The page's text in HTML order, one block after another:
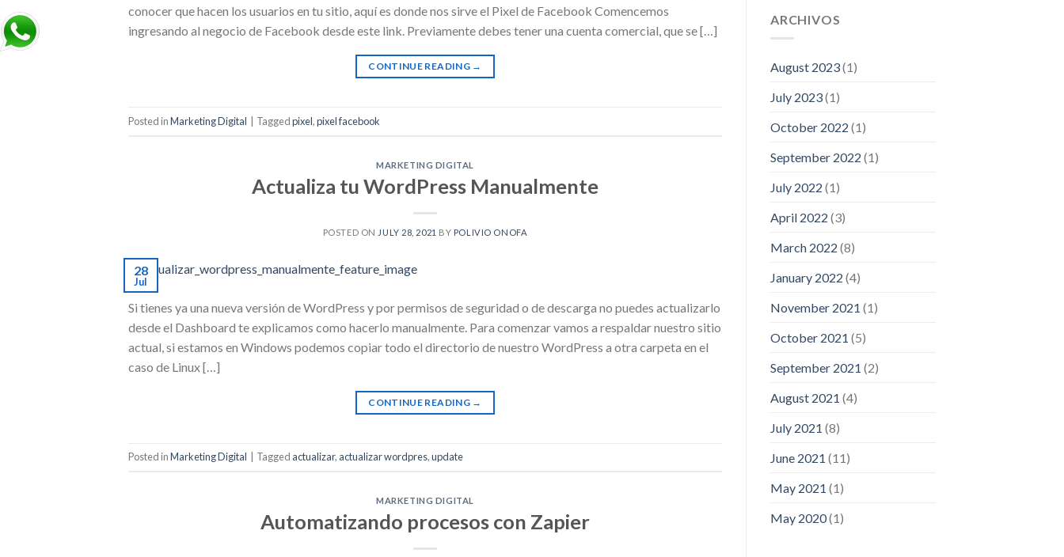
conocer que hacen los usuarios en tu sitio, aquí es donde nos sirve el Pixel de Facebook Comencemos
ingresando al negocio de Facebook desde este link. Previamente debes tener una cuenta comercial, que se […]
CONTINUE READING →
Posted inMarketing Digital Taggedpixel,pixel facebook
MARKETING DIGITAL
Actualiza tu WordPress Manualmente
POSTED ON JULY 28, 2021 BY POLIVIO ONOFA
28
Jul
Si tienes ya una nueva versión de WordPress y por permisos de seguridad o de descarga no puedes actualizarlo
desde el Dashboard te explicamos como hacerlo manualmente. Para comenzar vamos a respaldar nuestro sitio
actual, si estamos en Windows podemos copiar todo el directorio de nuestro WordPress a otra carpeta en el
caso de Linux […]
CONTINUE READING →
Posted inMarketing Digital Tagged actualizar, actualizar wordpres,update
MARKETING DIGITAL
Automatizando procesos con Zapier
ARCHIVOS
August 2023(1)
July 2023(1)
October 2022 (1)
September 2022 (1)
July 2022 (1)
April 2022 (3)
March 2022 (8)
January 2022 (4)
November 2021 (1)
October 2021 (5)
September 2021 (2)
August 2021 (4)
July 2021 (8)
June 2021 (11)
May 2021 (1)
May 2020(1)